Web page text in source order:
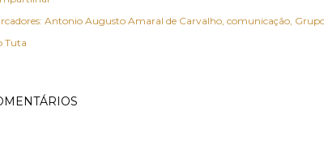
Antonio Augusto Amaral de Carvalho comunicação
Tuta